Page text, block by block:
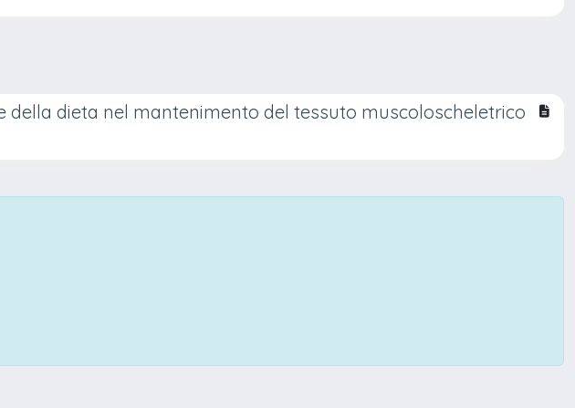
della dieta nel mantenimento del tessuto muscoloscheletrico